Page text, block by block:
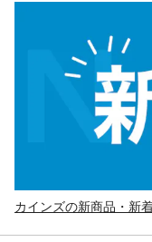
カインズの新商品・新